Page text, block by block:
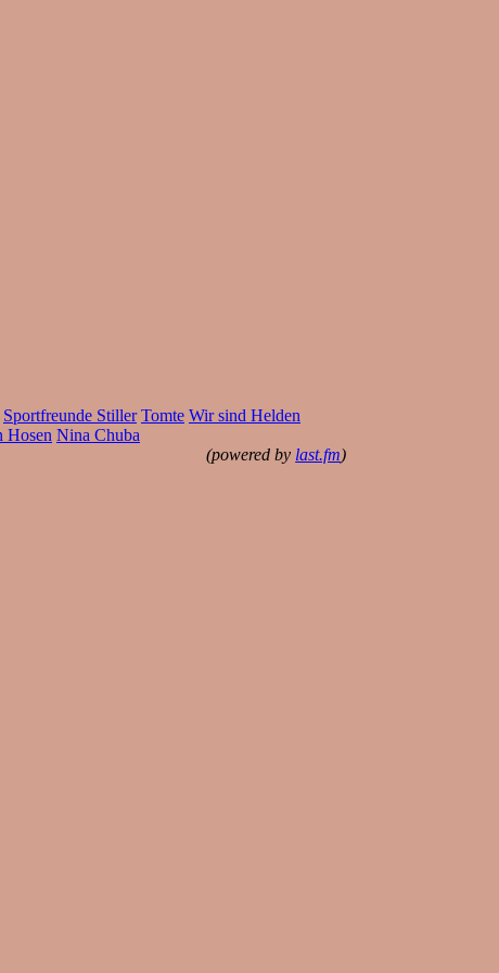
Sportfreunde Stiller Tomte Wir sind Helden
Hosen Nina Chuba
(powered by last.fm)